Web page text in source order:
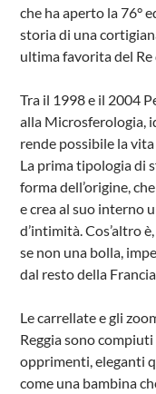
che ha aperto la 76°
storia di una
ultima favorita del Re
Tra il 1998 e il 2004
alla Microsferologia,
rende possibile la
La prima tipologia di
forma dell’origine,
e crea al suo interno
d’intimità. Cos’altro
se non una bolla,
dal resto della
Le carrellate e gli
Reggia sono
opprimenti, eleganti
come una bambina